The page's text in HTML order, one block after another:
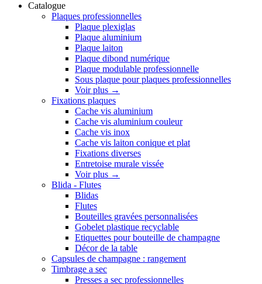
Catalogue
Plaques professionnelles
Plaque plexiglas
Plaque aluminium
Plaque laiton
Plaque dibond numérique
Plaque modulable professionnelle
Sous plaque pour plaques professionnelles
Voir plus →
Fixations plaques
Cache vis aluminium
Cache vis aluminium couleur
Cache vis inox
Cache vis laiton conique et plat
Fixations diverses
Entretoise murale vissée
Voir plus →
Blida - Flutes
Blidas
Flutes
Bouteilles gravées personnalisées
Gobelet plastique recyclable
Etiquettes pour bouteille de champagne
Décor de la table
Capsules de champagne : rangement
Timbrage a sec
Presses a sec professionnelles